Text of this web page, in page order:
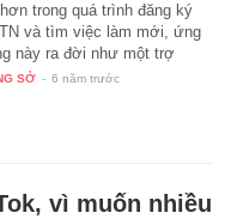
trong quá trình đăng ký
và tìm việc làm mới, ứng
này ra đời như một trợ
SỞ - 6 năm trước
vì muốn nhiều